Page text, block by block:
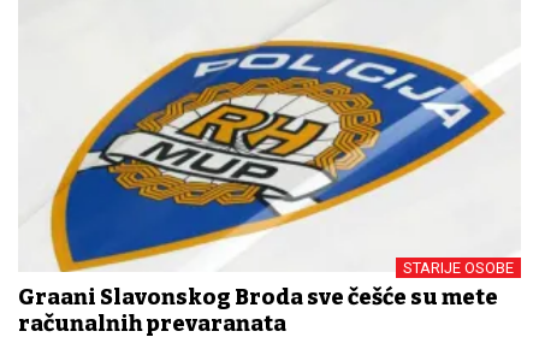
STARIJE OSOBE
Građani Slavonskog Broda sve češće su mete
računalnih prevaranata